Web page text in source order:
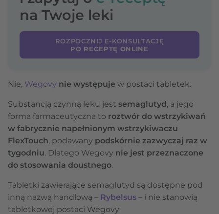
na Twoje leki
ROZPOCZNIJ E-KONSULTACJĘ
PO RECEPTĘ ONLINE
Nie, Wegovy nie występuje w postaci tabletek.
Substancją czynną leku jest semaglutyd, a jego
forma farmaceutyczna to roztwór do wstrzykiwań
w fabrycznie napełnionym wstrzykiwaczu
FlexTouch, podawany podskórnie zazwyczaj raz w
tygodniu. Dlatego Wegovy nie jest przeznaczone
do stosowania doustnego.
Tabletki zawierające semaglutyd są dostępne pod
inną nazwą handlową – Rybelsus – i nie stanowią
tabletkowej postaci Wegovy